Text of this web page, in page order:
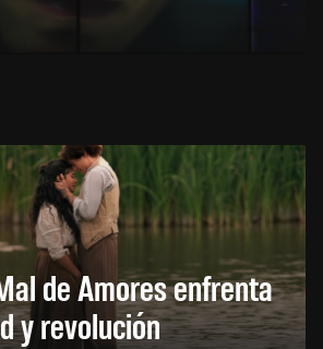
de Amores enfrenta
y revolución